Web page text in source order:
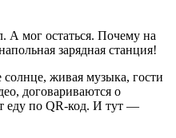
А мог остаться. Почему на
зарядная станция!
живая музыка, гости
договариваются о
еду по QR-код. И тут —